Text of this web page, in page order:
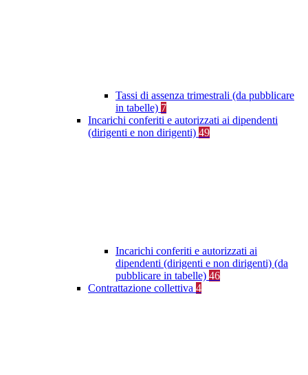
Tassi di assenza trimestrali (da pubblicare
in tabelle) 7
Incarichi conferiti e autorizzati ai dipendenti
(dirigenti e non dirigenti) 49
Incarichi conferiti e autorizzati ai
dipendenti (dirigenti e non dirigenti) (da
pubblicare in tabelle) 46
Contrattazione collettiva 4